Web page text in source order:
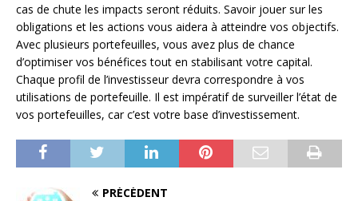
cas de chute les impacts seront réduits. Savoir jouer sur les
obligations et les actions vous aidera à atteindre vos objectifs.
Avec plusieurs portefeuilles, vous avez plus de chance
d’optimiser vos bénéfices tout en stabilisant votre capital.
Chaque profil de l’investisseur devra correspondre à vos
utilisations de portefeuille. Il est impératif de surveiller l’état de
vos portefeuilles, car c’est votre base d’investissement.
PRÉCÉDENT